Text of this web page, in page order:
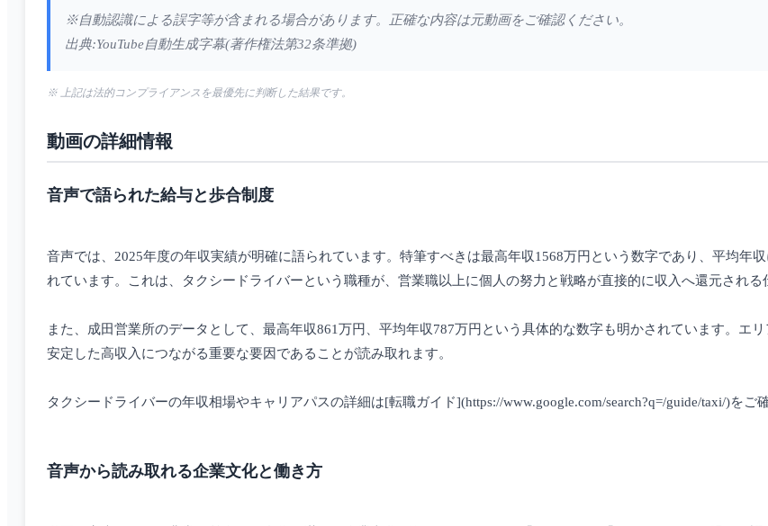
※自動認識による誤字等が含まれる場合があります。正確な内容は元動画をご確認ください。
出典:YouTube自動生成字幕(著作権法第32条準拠)
※ 上記は法的コンプライアンスを最優先に判断した結果です。
動画の詳細情報
音声で語られた給与と歩合制度
音声では、2025年度の年収実績が明確に語られています。特筆すべきは最高年収1568万円という数字であり、平均年
れています。これは、タクシードライバーという職種が、営業職以上に個人の努力と戦略が直接的に収入へ還元される
また、成田営業所のデータとして、最高年収861万円、平均年収787万円という具体的な数字も明かされています。エ
安定した高収入につながる重要な要因であることが読み取れます。
タクシードライバーの年収相場やキャリアパスの詳細は[転職ガイド](https://www.google.com/search?q=/guide/taxi/)をご
音声から読み取れる企業文化と働き方